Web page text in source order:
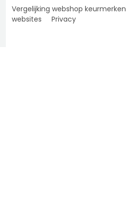
Vergelijking webshop keurmerken
websites
Privacy